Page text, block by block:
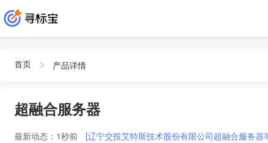
首页 产品详情
超融合服务器
最新动态： 1秒前 [辽宁交投艾特斯技术股份有限公司超融合服务